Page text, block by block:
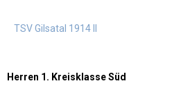
TSV Gilsatal 1914 II
Herren 1. Kreisklasse Süd